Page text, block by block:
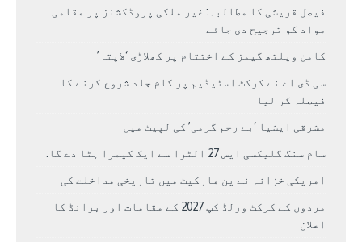
فیصل قریشی کا مطالبہ: غیر ملکی پروڈکشنز پر مقامی
مواد کو ترجیح دی جائے
کامن ویلتھ گیمز کے اختتام پر کھلاڑی ‘لاپتہ’
سی ڈی اے نے کرکٹ اسٹیڈیم پر کام جلد شروع کرنے کا
فیصلہ کر لیا
مشرقی ایشیا ‘بے رحم گرمی’ کی لپیٹ میں
سام سنگ گلیکسی ایس 27 الٹرا سے ایک کیمرا ہٹا دے گا.
امریکی خزانہ نے ین مارکیٹ میں تاریخی مداخلت کی
مردوں کے کرکٹ ورلڈ کپ 2027 کے مقامات اور برانڈ کا
اعلان